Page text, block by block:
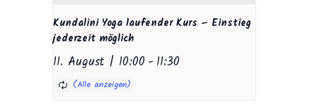
Kundalini Yoga laufender Kurs – Einstieg
jederzeit möglich
11. August | 10:00 -11:30